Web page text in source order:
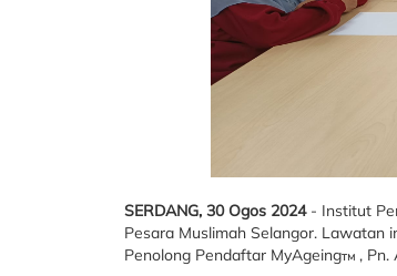
SERDANG, 30 Ogos 2024- Institut
Pesara Muslimah Selangor. Lawatan
Penolong Pendaftar MyAgeing
, Pn.